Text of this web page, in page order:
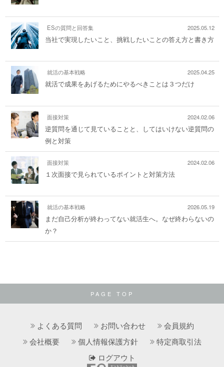
ESの質問と回答集 2025.05.12
当社で実現したいこと、挑戦したいことの答え方と書き方
就活の基本戦略 2025.04.25
就活で成果をあげるためにやるべきことは３つだけ
面接対策 2024.02.06
逆質問を通じて見ていることと、してはいけない逆質問の
例と対策
面接対策 2024.02.06
１次面接で見られているポイントと対策方法
就活の基本戦略 2026.05.19
まだ自己分析が終わってない就活生へ。なぜ終わらないの
か？
PAGE TOP
よくある質問 お問い合わせ
会員規約
会社概要
個人情報保護方針
特定商取引法
ログアウト